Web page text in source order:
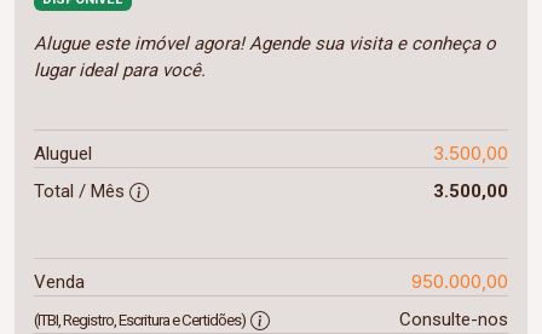
Alugue este imóvel agora! Agende sua visita e conheça o
lugar ideal para você.
Aluguel 3.500,00
Total / Mês 3.500,00
Venda 950.000,00
(ITBI, Registro, Escritura e Certidões)
Consulte-nos